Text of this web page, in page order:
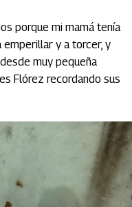
porque mi mamá tenía
emperillar y a torcer, y
muy pequeña
Flórez recordando sus